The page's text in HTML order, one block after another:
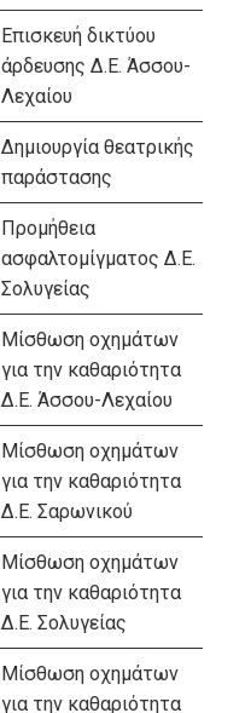
Επισκευή δικτύου
άρδευσης Δ.Ε. Άσσου-
Λεχαίου
Δημιουργία θεατρικής
παράστασης
Προμήθεια
ασφαλτομίγματος Δ.Ε.
Σολυγείας
Μίσθωση οχημάτων
για την καθαριότητα
Δ.Ε. Άσσου-Λεχαίου
Μίσθωση οχημάτων
για την καθαριότητα
Δ.Ε. Σαρωνικού
Μίσθωση οχημάτων
για την καθαριότητα
Δ.Ε. Σολυγείας
Μίσθωση οχημάτων
για την καθαριότητα